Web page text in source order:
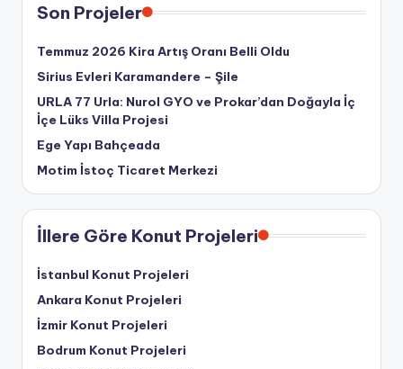
Son Projeler
Temmuz 2026 Kira Artış Oranı Belli Oldu
Sirius Evleri Karamandere – Şile
URLA 77 Urla: Nurol GYO ve Prokar’dan Doğayla İç
İçe Lüks Villa Projesi
Ege Yapı Bahçeada
Motim İstoç Ticaret Merkezi
İllere Göre Konut Projeleri
İstanbul Konut Projeleri
Ankara Konut Projeleri
İzmir Konut Projeleri
Bodrum Konut Projeleri